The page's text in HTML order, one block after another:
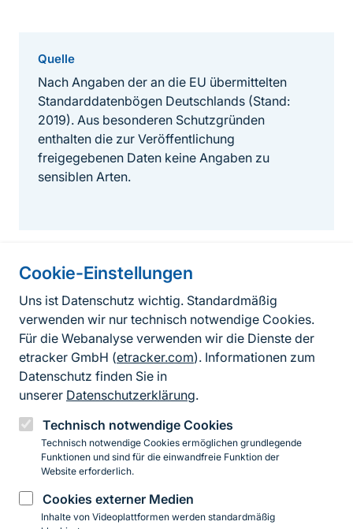
Cookie-Einstellungen
Uns ist Datenschutz wichtig. Standardmäßig
verwenden wir nur technisch notwendige Cookies.
Für die Webanalyse verwenden wir die Dienste der
etracker GmbH (etracker.com). Informationen zum
Datenschutz finden Sie in
unserer Datenschutzerklärung.
Technisch notwendige Cookies
Technisch notwendige Cookies ermöglichen grundlegende
Funktionen und sind für die einwandfreie Funktion der
Website erforderlich.
Cookies externer Medien
Inhalte von Videoplattformen werden standardmäßig
Quelle
Nach Angaben der an die EU übermittelten
Standarddatenbögen Deutschlands (Stand:
2019). Aus besonderen Schutzgründen
enthalten die zur Veröffentlichung
freigegebenen Daten keine Angaben zu
sensiblen Arten.
Informationen zur Seite
FußzeileKontakt zum BfN
Kontaktformular
Erklärung zur Barrierefreiheit
Impressum
Datenschutz
InstagramFacebookYouTubeLinkedIn